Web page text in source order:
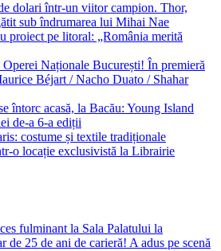
dolari într-un viitor campion. Thor,
sub îndrumarea lui Mihai Nae
proiect pe litoral: „România merită
Operei Naționale București! În premieră
Béjart / Nacho Duato / Shahar
întorc acasă, la Bacău: Young Island
de-a 6-a ediții
costume și textile tradiționale
o locație exclusivistă la Librairie
fulminant la Sala Palatului la
de 25 de ani de carieră! A adus pe scenă